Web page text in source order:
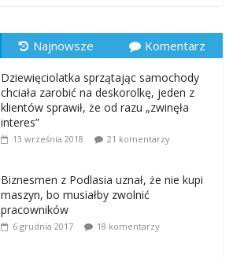
Najnowsze Komentarz
Dziewięciolatka sprzątając samochody
chciała zarobić na deskorolkę, jeden z
klientów sprawił, że od razu „zwinęła
interes”
13 września 2018 21 komentarzy
Biznesmen z Podlasia uznał, że nie kupi
maszyn, bo musiałby zwolnić
pracowników
6 grudnia 2017 18 komentarzy